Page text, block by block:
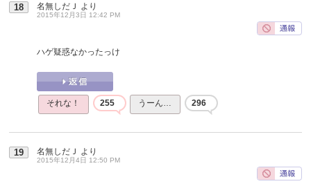
18 名無しだＪ より
2015年12月3日 12:42 PM
ハゲ疑惑なかったっけ
それな！ 255 うーん… 296
19 名無しだＪ より
2015年12月4日 12:50 PM